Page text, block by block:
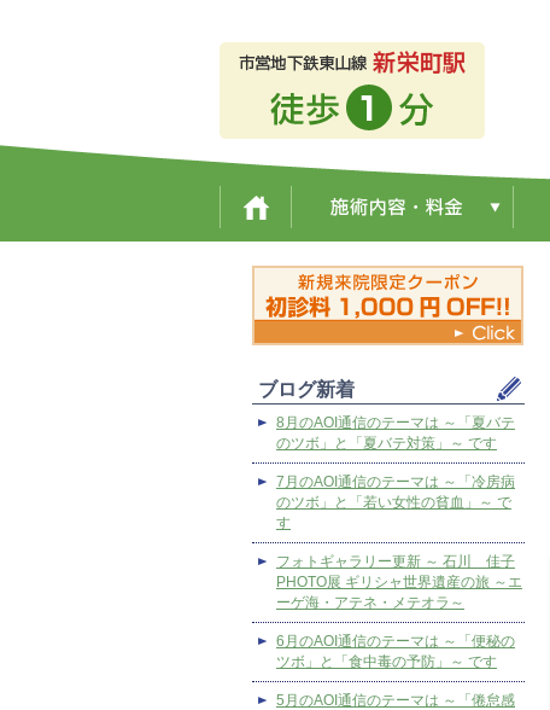
ブログ新着
8月のAOI通信のテーマは ～「夏バテ
のツボ」と「夏バテ対策」～ です
7月のAOI通信のテーマは ～「冷房病
のツボ」と「若い女性の貧血」～ で
す
フォトギャラリー更新 ～ 石川 佳子
PHOTO展 ギリシャ世界遺産の旅 ～エ
ーゲ海・アテネ・メテオラ～
6月のAOI通信のテーマは ～「便秘の
ツボ」と「食中毒の予防」～ です
5月のAOI通信のテーマは ～「倦怠感